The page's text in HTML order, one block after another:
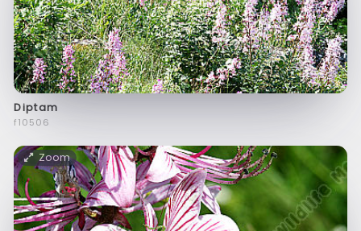
Diptam
f10506
Zoom